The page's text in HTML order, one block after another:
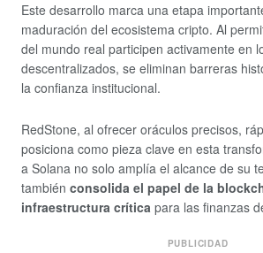
Este desarrollo marca una etapa
maduración del ecosistema cripto. Al
del mundo real participen activamente en
descentralizados, se eliminan barreras
la confianza institucional.
RedStone, al ofrecer oráculos precisos,
posiciona como pieza clave en esta
a Solana no solo amplía el alcance de su
también consolida el papel de la
infraestructura crítica para las finanzas
PUBLICIDAD